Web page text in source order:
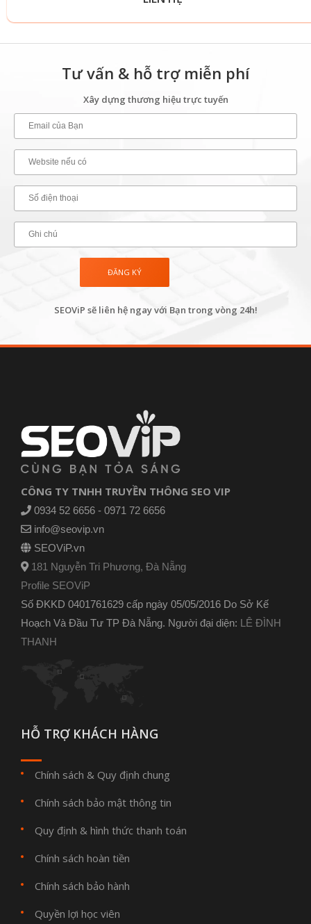
Tư vấn & hỗ trợ miễn phí
Xây dựng thương hiệu trực tuyến
SEOViP sẽ liên hệ ngay với Bạn trong vòng 24h!
CÔNG TY TNHH TRUYỀN THÔNG SEO VIP
0934 52 6656 - 0971 72 6656
info@seovip.vn
SEOViP.vn
181 Nguyễn Tri Phương, Đà Nẵng
Profile SEOViP
Số ĐKKD 0401761629 cấp ngày 05/05/2016 Do Sở Kế
Hoạch Và Đầu Tư TP Đà Nẵng. Người đại diện: LÊ ĐÌNH
THANH
HỖ TRỢ KHÁCH HÀNG
Chính sách & Quy định chung
Chính sách bảo mật thông tin
Quy định & hình thức thanh toán
Chính sách hoàn tiền
Chính sách bảo hành
Quyền lợi học viên